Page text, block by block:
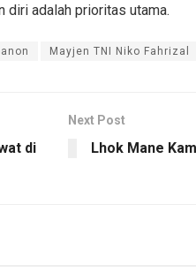
diri adalah prioritas utama.
Mayjen TNI Niko Fahrizal
di
Next Post
Lhok Mane